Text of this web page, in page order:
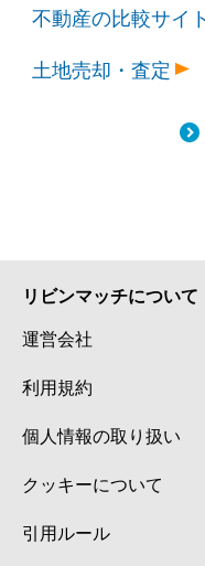
不動産の比較サイ
土地売却・査定
リビンマッチについて
運営会社
利用規約
個人情報の取り扱い
クッキーについて
引用ルール